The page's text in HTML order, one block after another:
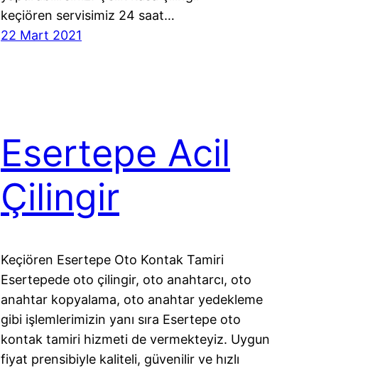
keçiören servisimiz 24 saat…
22 Mart 2021
Esertepe Acil
Çilingir
Keçiören Esertepe Oto Kontak Tamiri
Esertepede oto çilingir, oto anahtarcı, oto
anahtar kopyalama, oto anahtar yedekleme
gibi işlemlerimizin yanı sıra Esertepe oto
kontak tamiri hizmeti de vermekteyiz. Uygun
fiyat prensibiyle kaliteli, güvenilir ve hızlı